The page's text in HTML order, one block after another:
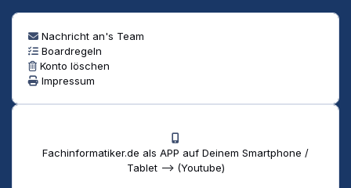
Nachricht an's Team
Boardregeln
Konto löschen
Impressum
Fachinformatiker.de als APP auf Deinem Smartphone /
Tablet --> (Youtube)